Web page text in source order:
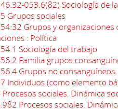
053.6(82) Sociología de
Grupos sociales
Grupos y
: Política
Sociología del trabajo
Familia grupos
Grupos no consanguíneos.
Individuos (como elemento
sociales. Dinámica
Procesos sociales.